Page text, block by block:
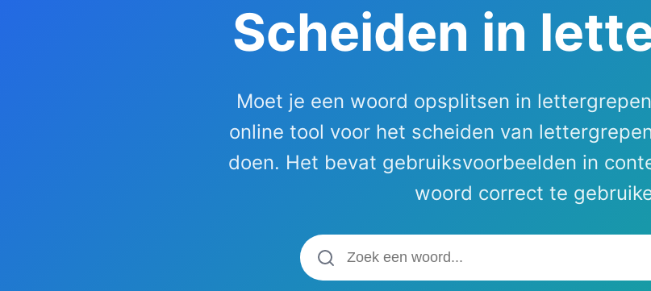
Scheiden in
Moet je een woord opsplitsen in
online tool voor het scheiden van
doen. Het bevat gebruiksvoorbeelden in
woord correct te